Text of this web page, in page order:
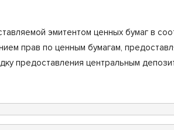
эмитентом ценных бумаг в
прав по ценным бумагам,
предоставления центральным